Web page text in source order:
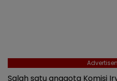
Salah satu anggota Komisi